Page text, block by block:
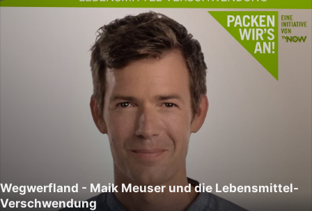
Wegwerfland - Maik Meuser und die Lebensmittel-
Verschwendung